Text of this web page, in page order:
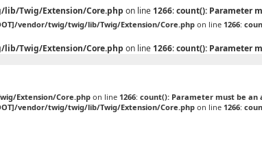
Twig/Extension/Core.php on line 1266:count(): Parameter
vendor/twig/twig/lib/Twig/Extension/Core.phpon line 1266:
Twig/Extension/Core.php on line 1266:count(): Parameter
Extension/Core.php on line 1266: count(): Parameter must be
vendor/twig/twig/lib/Twig/Extension/Core.phpon line 1266: